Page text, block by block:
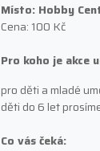
Místo: Hobby
Cena: 100 Kč
Pro koho je akce
pro děti a mladé
děti do 6 let
Co vás čeká: